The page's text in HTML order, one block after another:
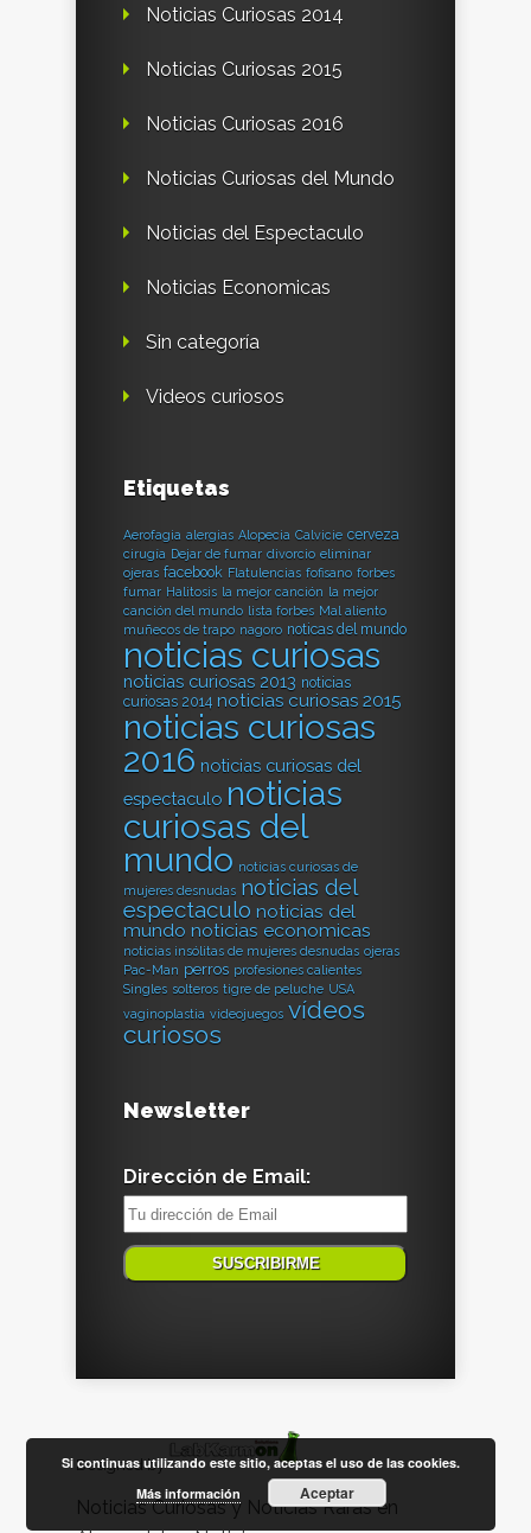
Noticias Curiosas 2014
Noticias Curiosas 2015
Noticias Curiosas 2016
Noticias Curiosas del Mundo
Noticias del Espectaculo
Noticias Economicas
Sin categoría
Videos curiosos
Etiquetas
Aerofagia alergias Alopecia Calvicie cerveza
cirugía Dejar de fumar divorcio eliminar
ojeras facebook Flatulencias fofisano forbes
fumar Halitosis la mejor canción la mejor
canción del mundo lista forbes Mal aliento
muñecos de trapo nagoro noticas del mundo
noticias curiosas
noticias curiosas 2013 noticias
curiosas 2014 noticias curiosas 2015
noticias curiosas
2016 noticias curiosas del
espectaculo noticias
curiosas del
mundo noticias curiosas de
mujeres desnudas noticias del
espectaculo noticias del
mundo noticias economicas
noticias insólitas de mujeres desnudas ojeras
Pac-Man perros profesiones calientes
Singles solteros tigre de peluche USA
vaginoplastia videojuegos vídeos
curiosos
Newsletter
Dirección de Email:
Designed by
Noticias Curiosas y Noticias Raras en
Si continuas utilizando este sitio, aceptas el uso de las cookies.
Más información
Aceptar